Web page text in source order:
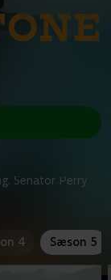
Senator Perry
4 Sæson 5